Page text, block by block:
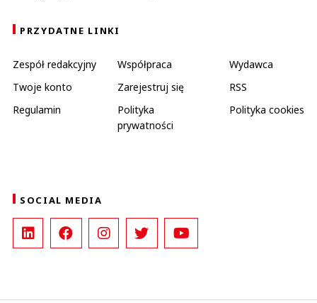
PRZYDATNE LINKI
Zespół redakcyjny Współpraca
Wydawca
Twoje konto
Zarejestruj się
RSS
Regulamin
Polityka
prywatności
Polityka cookies
SOCIAL MEDIA